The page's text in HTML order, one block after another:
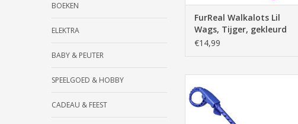
BOEKEN
ELEKTRA
BABY & PEUTER
SPEELGOED & HOBBY
CADEAU & FEEST
FurReal Walkalots Lil
Wags, Tijger, gekleurd
€14,99
TOEVOEGEN AAN WINKELWAGEN